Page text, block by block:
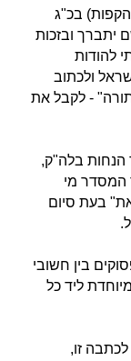
בכ"ג
יתברך ובזכות
להודות
ולכתוב
- לקבל את
הנחות בלה"ק,
המסדר מי
בעת סיום
בין חשובי
ליד כל
זו,